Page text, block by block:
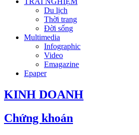
Du lịch
Thời trang
Đời sống
Multimedia
Infographic
Video
Emagazine
Epaper
KINH DOANH
Chứng khoán